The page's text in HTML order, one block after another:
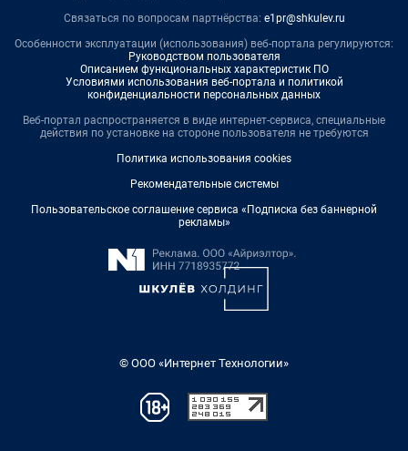
Связаться по вопросам партнёрства: e1pr@shkulev.ru
Особенности эксплуатации (использования) веб-портала регулируются:
Руководством пользователя
Описанием функциональных характеристик ПО
Условиями использования веб-портала и политикой
конфиденциальности персональных данных
Веб-портал распространяется в виде интернет-сервиса, специальные
действия по установке на стороне пользователя не требуются
Политика использования cookies
Рекомендательные системы
Пользовательское соглашение сервиса «Подписка без баннерной
рекламы»
© ООО «Интернет Технологии»